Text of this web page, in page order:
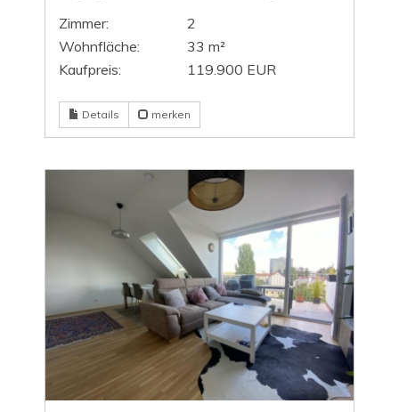
Zimmer:
2
Wohnfläche:
33 m²
Kaufpreis:
119.900 EUR
Details merken